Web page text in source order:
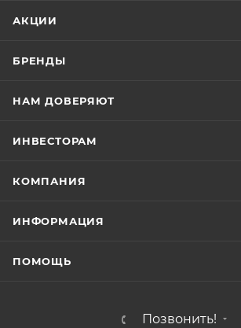
АКЦИИ
БРЕНДЫ
НАМ ДОВЕРЯЮТ
ИНВЕСТОРАМ
КОМПАНИЯ
ИНФОРМАЦИЯ
ПОМОЩЬ
Позвонить!